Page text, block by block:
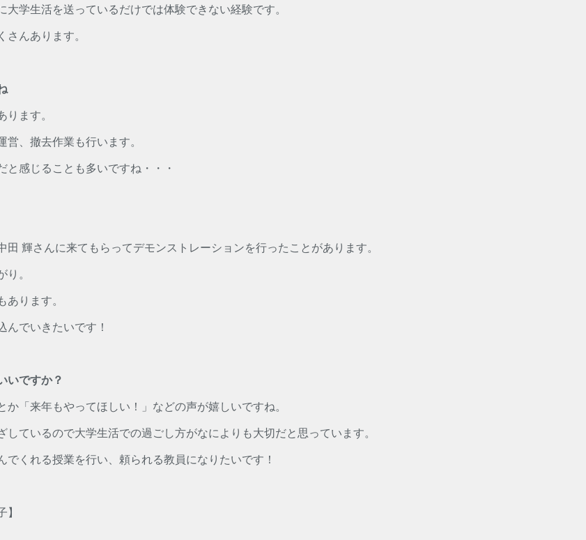
学生活を送っているだけでは体験できない経験です。
んあります。
ります。
、撤去作業も行います。
感じることも多いですね・・・
田 輝さんに来てもらってデモンストレーションを行ったことがあります。
り。
あります。
んでいきたいです！
いですか？
「来年もやってほしい！」などの声が嬉しいですね。
ているので大学生活での過ごし方がなによりも大切だと思っています。
くれる授業を行い、頼られる教員になりたいです！
】